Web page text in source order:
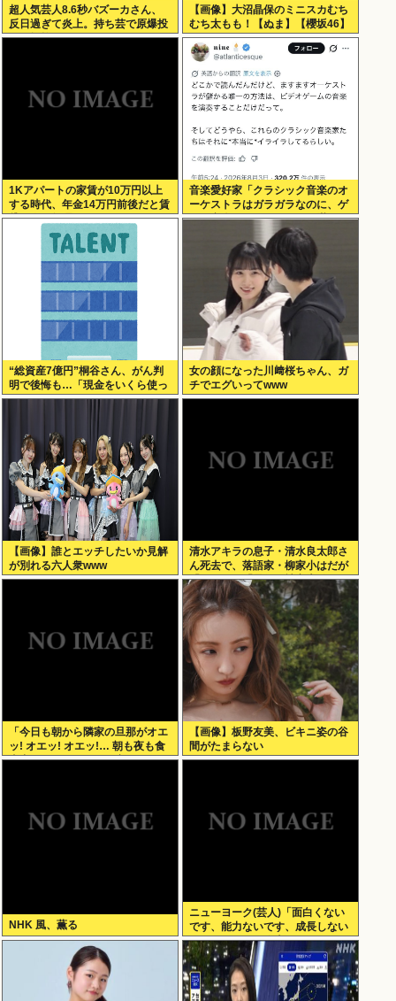
超人気芸人8.6秒バズーカさん、
反日過ぎて炎上。持ち芸で原爆投
下を揶揄
【画像】大沼晶保のミニスカむち
むち太もも！【ぬま】【櫻坂46】
1Kアパートの家賃が10万円以上
する時代、年金14万円前後だと賃
貸の人は無理じゃね？
音楽愛好家「クラシック音楽のオ
ーケストラはガラガラなのに、ゲ
ーム音楽のオーケストラは満員…
本当にイライラする」
“総資産7億円”桐谷さん、がん判
明で後悔も…「現金をいくら使っ
ておきたかった？」にまさかの回
女の顔になった川﨑桜ちゃん、ガ
チでエグいってwww
【画像】誰とエッチしたいか見解
が別れる六人衆www
清水アキラの息子・清水良太郎さ
ん死去で、落語家・柳家小はだが
「いじめ」「暴行」被害告発
「今日も朝から隣家の旦那がオエ
ッ! オエッ! オエッ!… 朝も夜も食
事中もかなりえづきの音がして不
【画像】板野友美、ビキニ姿の谷
間がたまらない
NHK 風、薫る
ニューヨーク(芸人)「面白くない
です、能力ないです、成長しない
です、たびたび炎上します」←そ
れでもゴリ押される理由